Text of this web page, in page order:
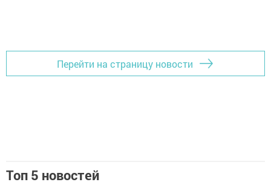
Перейти на страницу новости
Топ 5 новостей